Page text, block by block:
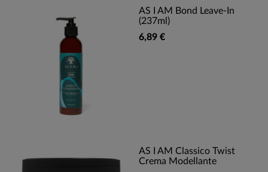
AS I AM Bond Leave-In
(237ml)
6,89 €
AS I AM Classico Twist
Crema Modellante